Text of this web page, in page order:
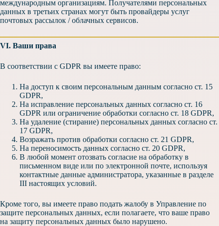
международным организациям. Получателями персональных
данных в третьих странах могут быть провайдеры услуг
почтовых рассылок / облачных сервисов.
VI. Ваши права
В соответствии с GDPR вы имеете право:
На доступ к своим персональным данным согласно ст. 15
GDPR,
На исправление персональных данных согласно ст. 16
GDPR или ограничение обработки согласно ст. 18 GDPR,
На удаление (стирание) персональных данных согласно ст.
17 GDPR,
Возражать против обработки согласно ст. 21 GDPR,
На переносимость данных согласно ст. 20 GDPR,
В любой момент отозвать согласие на обработку в
письменном виде или по электронной почте, используя
контактные данные администратора, указанные в разделе
III настоящих условий.
Кроме того, вы имеете право подать жалобу в Управление по
защите персональных данных, если полагаете, что ваше право
на защиту персональных данных было нарушено.